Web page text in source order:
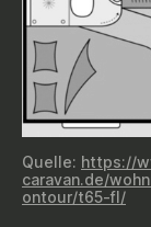
Quelle: https://
caravan.de/
ontour/t65-fl/